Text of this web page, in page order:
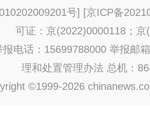
号] [京ICP备
可证：京(2022)0000118；京
电话：15699788000 举报邮
理和处置管理办法 总机：
©1999-2026